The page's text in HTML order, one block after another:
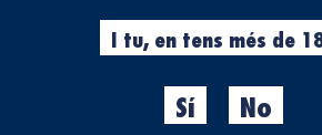
menjars
No saps
I tu, en tens més de
Sí No